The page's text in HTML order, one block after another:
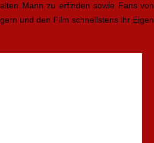
Mann zu erfinden sowie Fans von
und den Film schnellstens ihr Eigen